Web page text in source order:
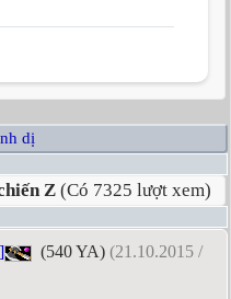
dị
Z (Có 7325 lượt xem)
(540 YA) (21.10.2015 /